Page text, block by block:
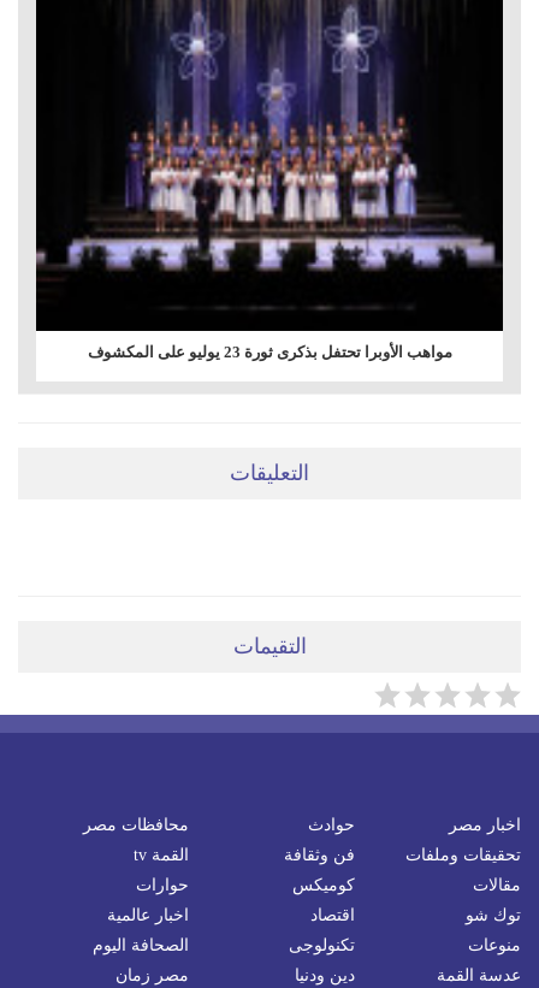
مواهب الأوبرا تحتفل بذكرى ثورة 23 يوليو على المكشوف
التعليقات
التقيمات
اخبار مصر حوادث
محافظات مصر
تحقيقات وملفات
فن وثقافة
القمة tv
مقالات
كوميكس
حوارات
توك شو
اقتصاد
اخبار عالمية
منوعات
تكنولوجى
الصحافة اليوم
عدسة القمة
دين ودنيا مصر زمان